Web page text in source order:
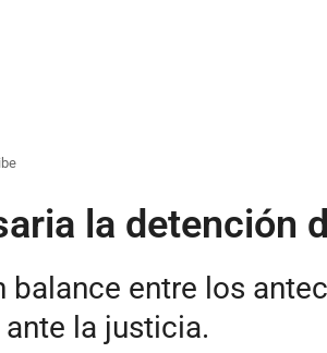
la detención
entre los
la justicia.